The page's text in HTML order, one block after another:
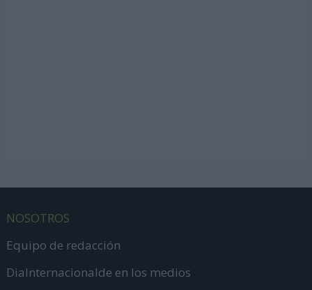
NOSOTROS
Equipo de redacción
DiaInternacionalde en los medios